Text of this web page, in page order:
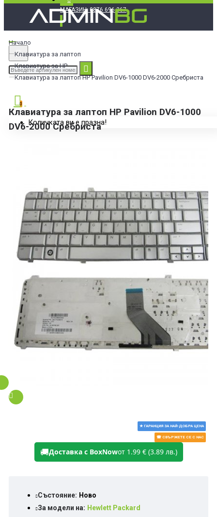
МАГАЗИН: 0876 696 367
0
Количката ви е празна!
Начало
Клавиатура за лаптоп
Клавиатура за HP
Клавиатура за лаптоп HP Pavilion DV6-1000 DV6-2000 Сребриста
Клавиатура за лаптоп HP Pavilion DV6-1000
DV6-2000 Сребриста
★ ГАРАНЦИЯ ЗА НАЙ-ДОБРА ЦЕНА
☎ СВЪРЖЕТЕ СЕ С НАС
🚚Доставка с BoxNowот 1.99 € (3.89 лв.)
Състояние: Ново
За модели на: Hewlett Packard